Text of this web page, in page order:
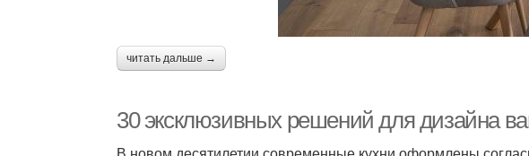
читать дальше →
30 эксклюзивных решений для дизайна